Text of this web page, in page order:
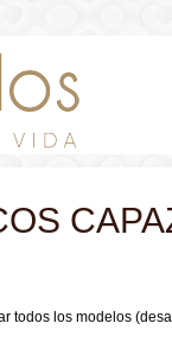
todos los modelos